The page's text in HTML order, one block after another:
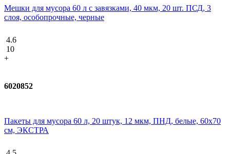
Мешки для мусора 60 л с завязками, 40 мкм, 20 шт. ПСД, 3
слоя, особопрочные, черные
4.6
10
+
6020852
Пакеты для мусора 60 л, 20 штук, 12 мкм, ПНД, белые, 60х70
см, ЭКСТРА